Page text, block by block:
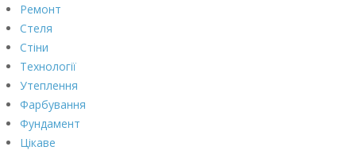
Ремонт
Стеля
Стіни
Технології
Утеплення
Фарбування
Фундамент
Цікаве